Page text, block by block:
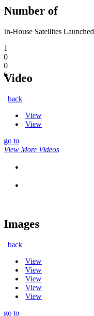
Number of
In-House Satellites Launched
1
0
0
6
Video
back
View
View
go to
View More Videos
Images
back
View
View
View
View
View
go to